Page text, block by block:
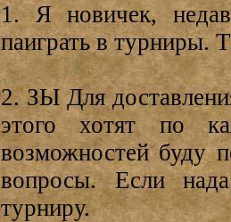
1. Я новичек,
паиграть в турниры.
2. ЗЫ Для
этого хотят по
возможностей буду
вопросы. Если
турниру.